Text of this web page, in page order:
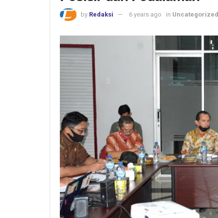
by Redaksi 6 years ago in Uncategorized